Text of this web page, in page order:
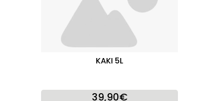
KAKI 5L
39,90€